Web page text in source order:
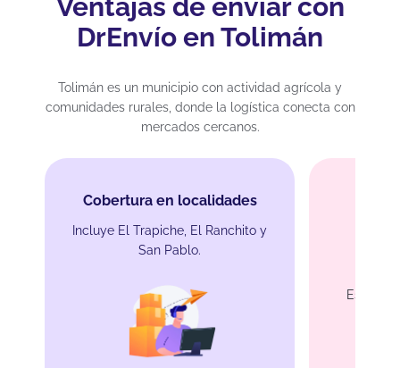
Ventajas de enviar con
DrEnvío en Tolimán
Tolimán es un municipio con actividad agrícola y
comunidades rurales, donde la logística conecta con
mercados cercanos.
Cobertura en localidades
Incluye El Trapiche, El Ranchito y
San Pablo.